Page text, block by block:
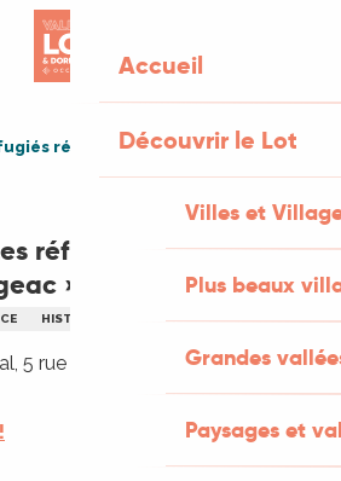
Accueil
Découvrir le Lot
Villes et
Plus beaux
Grandes
Paysages et
républicains espagnols à
réfugiés républicains
»
HISTORIQUE PATRIMOINE
5 rue de Colomb, 46100 Figeac